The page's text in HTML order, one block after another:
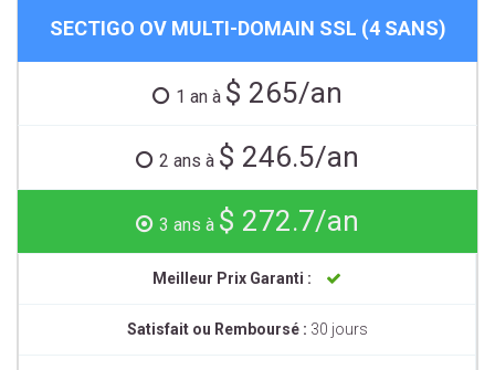
SECTIGO OV MULTI-DOMAIN SSL (4 SANS)
1 an à $ 265/an
2 ans à $ 246.5/an
3 ans à $ 272.7/an
Meilleur Prix Garanti :
Satisfait ou Remboursé : 30 jours